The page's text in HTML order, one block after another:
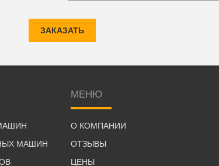
ЗАКАЗАТЬ
МАШИН
МЕНЮ
О КОМПАНИИ
ОТЗЫВЫ
ЦЕНЫ